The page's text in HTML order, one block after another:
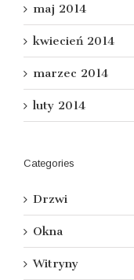
maj 2014
kwiecień 2014
marzec 2014
luty 2014
Categories
Drzwi
Okna
Witryny